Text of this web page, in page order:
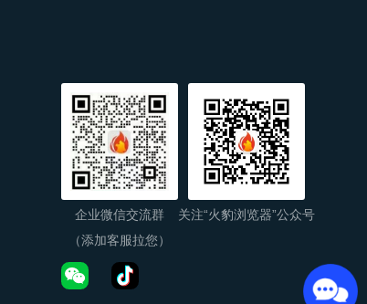
企业微信交流群
（添加客服拉您）
关注“火豹浏览器”公众号